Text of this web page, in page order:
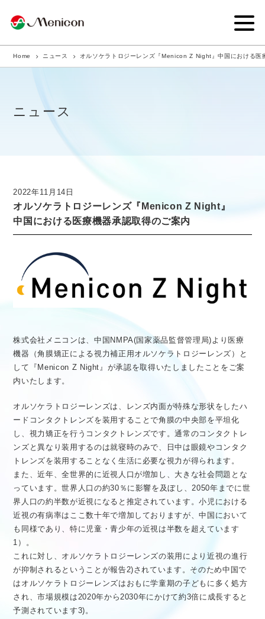
企業情報
商品サイト
ニュース
採用情報
医療従事者向け情報
Home ニュース オルソケラトロジーレンズ『Menicon Z Night』中国における医
ニュース
2022年11月14日
オルソケラトロジーレンズ『Menicon Z Night』
中国における医療機器承認取得のご案内
株式会社メニコンは、中国NMPA(国家薬品監督管理局)より医療
機器（角膜矯正による視力補正用オルソケラトロジーレンズ）と
して『Menicon Z Night』が承認を取得いたしましたことをご案
内いたします。
オルソケラトロジーレンズは、レンズ内面が特殊な形状をしたハ
ードコンタクトレンズを装用することで角膜の中央部を平坦化
し、視力矯正を行うコンタクトレンズです。通常のコンタクトレ
ンズと異なり装用するのは就寝時のみで、日中は眼鏡やコンタク
トレンズを装用することなく生活に必要な視力が得られます。
また、近年、全世界的に近視人口が増加し、大きな社会問題とな
っています。世界人口の約30％に影響を及ぼし、2050年までに世
界人口の約半数が近視になると推定されています。小児における
近視の有病率はここ数十年で増加しておりますが、中国において
も同様であり、特に児童・青少年の近視は半数を超えています
1）。
これに対し、オルソケラトロジーレンズの装用により近視の進行
が抑制されるということが報告2)されています。そのため中国で
はオルソケラトロジーレンズはおもに学童期の子どもに多く処方
され、市場規模は2020年から2030年にかけて約3倍に成長すると
予測されています3)。